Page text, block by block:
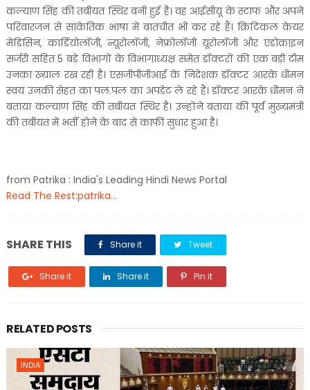
कल्याण सिंह की तबीयत स्थिर बनी हुई है। वह आईसीयू के स्टाफ और अपने
परिवारजन से सांकेतिक भाषा में बातचीत भी कर रहे हैं। क्रिटिकल केयर
मेडिसिन, कार्डियोलॉजी, न्यूरोलॉजी, नेफ्रोलॉजी यूरोलॉजी और एंडोक्राइन
सर्जरी सहित 5 बड़े विभागों के विभागाध्यक्ष समेत डॉक्टरों की एक बड़ी टीम
उनका ख्याल रख रही है। एसजीपीजीआई के निदेशक डॉक्टर आरके धीमन
स्वयं उनकी सेहत का पल.पल का अपडेट ले रहे हैं। डॉक्टर आरके धीमन ने
बताया कल्याण सिंह की तबीयत स्थिर है। उन्होंने बताया की पूर्व मुख्यमंत्री
की तबीयत में भर्ती होने के बाद से काफी सुधार हुआ है।
from Patrika : India's Leading Hindi News Portal
Read The Rest:patrika...
SHARE THIS Share it Tweet
Share it Share it Pin it
RELATED POSTS
INDIA